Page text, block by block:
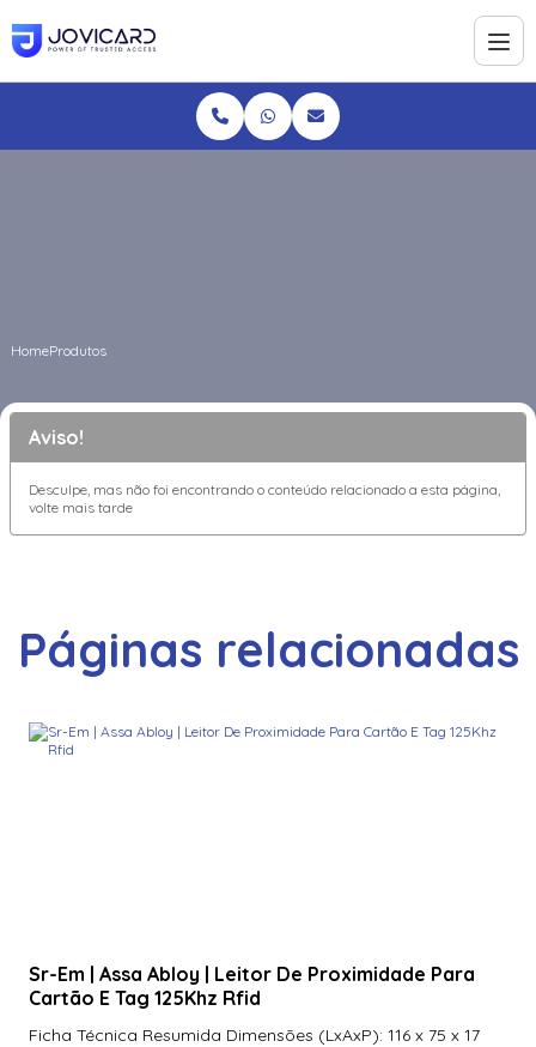
HomeProdutos
Aviso!
Desculpe, mas não foi encontrando o conteúdo relacionado a esta página,
volte mais tarde
Páginas relacionadas
Sr-Em | Assa Abloy | Leitor De Proximidade Para
Cartão E Tag 125Khz Rfid
Ficha Técnica Resumida Dimensões (LxAxP): 116 x 75 x 17